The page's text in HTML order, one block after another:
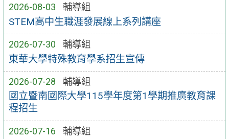
2026-08-03 輔導組
STEM高中生職涯發展線上系列講座
2026-07-30 輔導組
東華大學特殊教育學系招生宣傳
2026-07-28 輔導組
國立暨南國際大學115學年度第1學期推廣教育課
程招生
2026-07-16 輔導組